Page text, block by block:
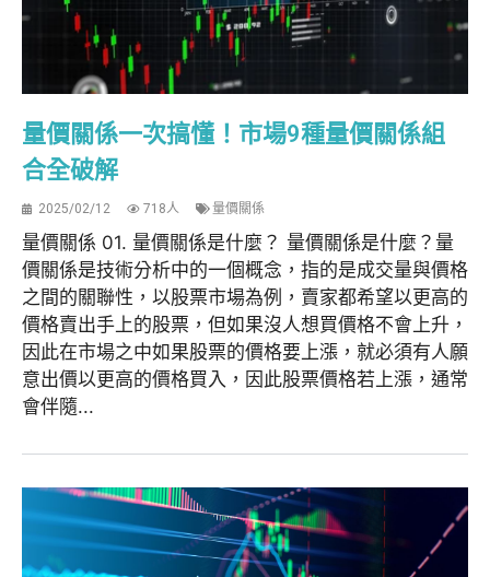
量價關係一次搞懂！市場9種量價關係組
合全破解
2025/02/12 718人 量價關係
量價關係 01. 量價關係是什麼？ 量價關係是什麼？量
價關係是技術分析中的一個概念，指的是成交量與價格
之間的關聯性，以股票市場為例，賣家都希望以更高的
價格賣出手上的股票，但如果沒人想買價格不會上升，
因此在市場之中如果股票的價格要上漲，就必須有人願
意出價以更高的價格買入，因此股票價格若上漲，通常
會伴隨...